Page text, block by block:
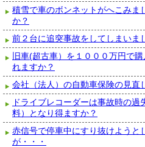
積雪で車のボンネットがへこみま
か？
前２台に追突事故をしてしまいま
旧車(超古車）を１０００万円で
れますか？
会社（法人）の自動車保険の見直
ドライブレコーダーは事故時の
料）となり得ますか？
赤信号で停車中にすり抜けようと
が・・・